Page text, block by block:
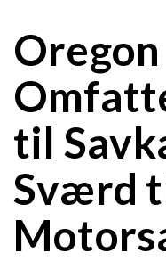
til
Sværd